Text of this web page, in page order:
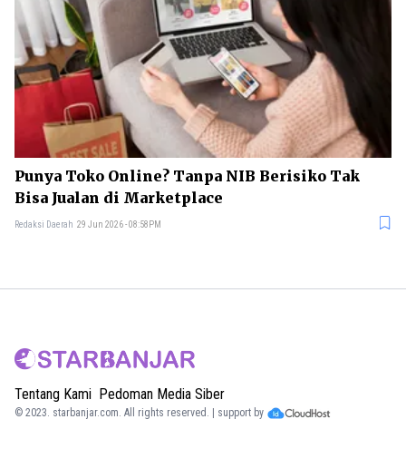
Punya Toko Online? Tanpa NIB Berisiko Tak
Bisa Jualan di Marketplace
Redaksi Daerah 29 Jun 2026 - 08:58PM
Tentang Kami Pedoman Media Siber
© 2023. starbanjar.com. All rights reserved. | support by